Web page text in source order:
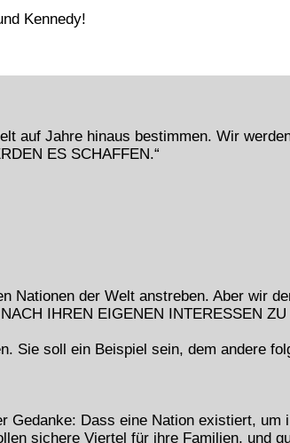
Kennedy!
auf Jahre hinaus bestimmen. Wir
ES SCHAFFEN.“
Nationen der Welt anstreben. Aber wir
IHREN EIGENEN INTERESSEN ZU
Sie soll ein Beispiel sein, dem andere
Gedanke: Dass eine Nation existiert, um
sichere Viertel für ihre Familien, und